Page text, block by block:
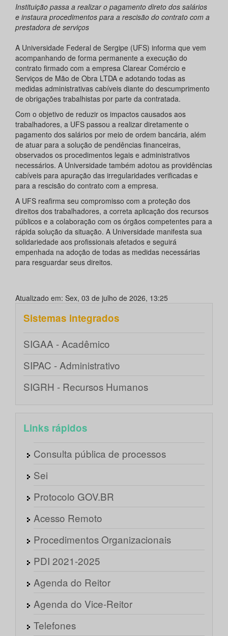
Instituição passa a realizar o pagamento direto dos salários
e instaura procedimentos para a rescisão do contrato com a
prestadora de serviços
A Universidade Federal de Sergipe (UFS) informa que vem
acompanhando de forma permanente a execução do
contrato firmado com a empresa Clarear Comércio e
Serviços de Mão de Obra LTDA e adotando todas as
medidas administrativas cabíveis diante do descumprimento
de obrigações trabalhistas por parte da contratada.
Com o objetivo de reduzir os impactos causados aos
trabalhadores, a UFS passou a realizar diretamente o
pagamento dos salários por meio de ordem bancária, além
de atuar para a solução de pendências financeiras,
observados os procedimentos legais e administrativos
necessários. A Universidade também adotou as providências
cabíveis para apuração das irregularidades verificadas e
para a rescisão do contrato com a empresa.
A UFS reafirma seu compromisso com a proteção dos
direitos dos trabalhadores, a correta aplicação dos recursos
públicos e a colaboração com os órgãos competentes para a
rápida solução da situação. A Universidade manifesta sua
solidariedade aos profissionais afetados e seguirá
empenhada na adoção de todas as medidas necessárias
para resguardar seus direitos.
Atualizado em: Sex, 03 de julho de 2026, 13:25
Sistemas integrados
SIGAA - Acadêmico
SIPAC - Administrativo
SIGRH - Recursos Humanos
Links rápidos
Consulta pública de processos
Sei
Protocolo GOV.BR
Acesso Remoto
Procedimentos Organizacionais
PDI 2021-2025
Agenda do Reitor
Agenda do Vice-Reitor
Telefones